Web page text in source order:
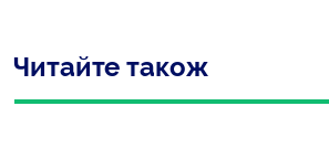
Читайте також